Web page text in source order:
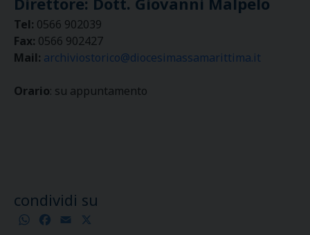
Tel: 0566 902039
Fax: 0566 902427
Mail: archiviostorico@diocesimassamarittima.it
Orario: su appuntamento
condividi su
WhatsApp
Facebook
Email